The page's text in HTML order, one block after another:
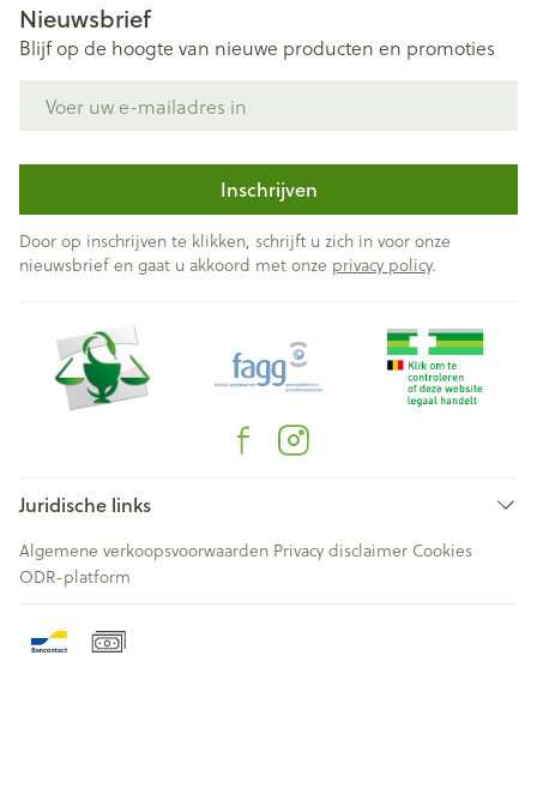
Nieuwsbrief
Blijf op de hoogte van nieuwe producten en promoties
Inschrijven
Door op inschrijven te klikken, schrijft u zich in voor onze
nieuwsbrief en gaat u akkoord met onze privacy policy.
Juridische links
Algemene verkoopsvoorwaarden Privacy disclaimer Cookies
ODR-platform